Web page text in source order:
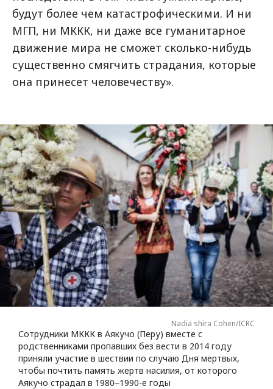
будут более чем катастрофическими. И ни
МГП, ни МККК, ни даже все гуманитарное
движение мира не сможет сколько-нибудь
существенно смягчить страдания, которые
она принесет человечеству».
Nadia shira Cohen/ICRC
Сотрудники МККК в Аякучо (Перу) вместе с
родственниками пропавших без вести в 2014 году
приняли участие в шествии по случаю Дня мертвых,
чтобы почтить память жертв насилия, от которого
Аякучо страдал в 1980‒1990-е годы